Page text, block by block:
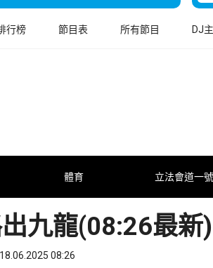
行榜 節目表 所有節目 DJ
體育 立法會道一號
九龍(08:26最新)
08:26